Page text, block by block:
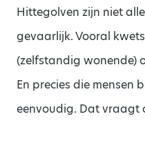
Hittegolven zijn niet
gevaarlijk. Vooral
(zelfstandig wonende)
En precies die mensen
eenvoudig. Dat vraagt